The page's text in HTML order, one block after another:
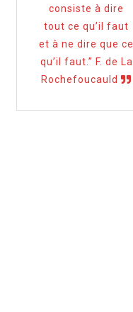
consiste à dire
tout ce qu’il faut
et à ne dire que ce
qu’il faut.” F. de La
Rochefoucauld